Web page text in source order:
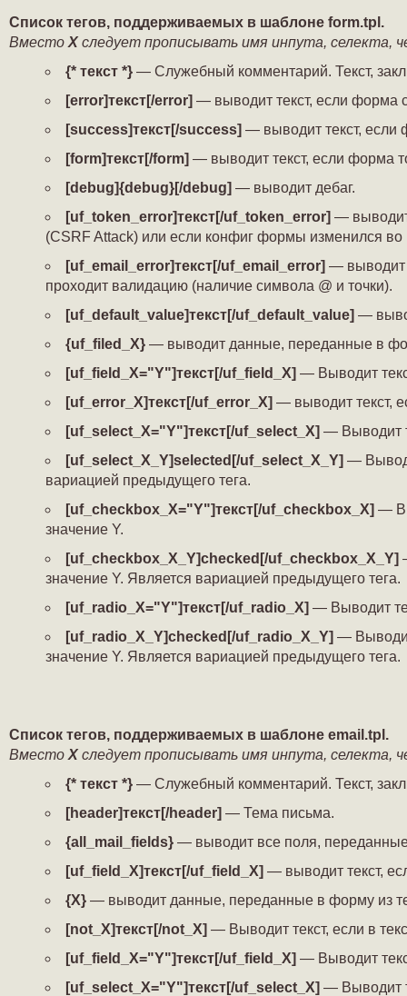
Список тегов, поддерживаемых в шаблоне form.tpl.
Вместо Xследует прописывать имя инпута, селекта,
{* текст *} — Служебный комментарий. Текст,
[error]текст[/error] — выводит текст, если форма
[success]текст[/success] — выводит текст, если
[form]текст[/form] — выводит текст, если форма
[debug]{debug}[/debug] — выводит дебаг.
[uf_token_error]текст[/uf_token_error] — выводит
(CSRF Attack) или если конфиг формы изменился
[uf_email_error]текст[/uf_email_error] — выводит
проходит валидацию (наличие символа @ и точки).
[uf_default_value]текст[/uf_default_value] —
{uf_filed_X} — выводит данные, переданные в
[uf_field_X="Y"]текст[/uf_field_X] — Выводит
[uf_error_X]текст[/uf_error_X] — выводит текст,
[uf_select_X="Y"]текст[/uf_select_X] — Выводит
[uf_select_X_Y]selected[/uf_select_X_Y] —
вариацией предыдущего тега.
[uf_checkbox_X="Y"]текст[/uf_checkbox_X] —
значение Y.
[uf_checkbox_X_Y]checked[/uf_checkbox_X_Y]
значение Y. Является вариацией предыдущего тега.
[uf_radio_X="Y"]текст[/uf_radio_X] — Выводит
[uf_radio_X_Y]checked[/uf_radio_X_Y] —
значение Y. Является вариацией предыдущего тега.
Список тегов, поддерживаемых в шаблоне email.tpl.
Вместо Xследует прописывать имя инпута, селекта,
{* текст *} — Служебный комментарий. Текст,
[header]текст[/header] — Тема письма.
{all_mail_fields} — выводит все поля,
[uf_field_X]текст[/uf_field_X] — выводит текст,
{X} — выводит данные, переданные в форму из
[not_X]текст[/not_X] — Выводит текст, если в
[uf_field_X="Y"]текст[/uf_field_X] — Выводит
[uf_select_X="Y"]текст[/uf_select_X] — Выводит